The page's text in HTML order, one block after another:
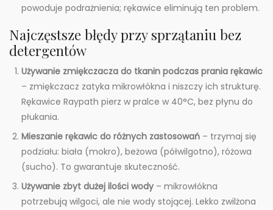
powoduje podrażnienia; rękawice eliminują ten problem.
Najczęstsze błędy przy sprzątaniu bez
detergentów
Używanie zmiękczacza do tkanin podczas prania rękawic
– zmiękczacz zatyka mikrowłókna i niszczy ich strukturę.
Rękawice Raypath pierz w pralce w 40°C, bez płynu do
płukania.
Mieszanie rękawic do różnych zastosowań – trzymaj się
podziału: biała (mokro), beżowa (półwilgotno), różowa
(sucho). To gwarantuje skuteczność.
Używanie zbyt dużej ilości wody – mikrowłókna
potrzebują wilgoci, ale nie wody stojącej. Lekko zwilżona